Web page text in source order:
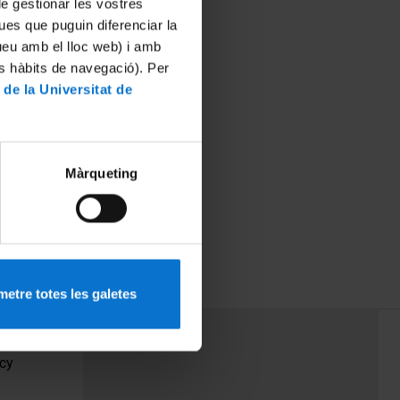
gestionar les vostres
que puguin diferenciar la
amb el lloc web) i amb
hàbits de navegació). Per
la Universitat de
Màrqueting
totes les galetes
PEU 3